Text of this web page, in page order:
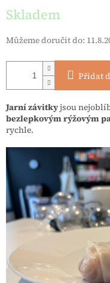
Skladem
Můžeme doručit do:
Přidat
Jarní závitkyjsou
bezlepkovým rýžovým
rychle.